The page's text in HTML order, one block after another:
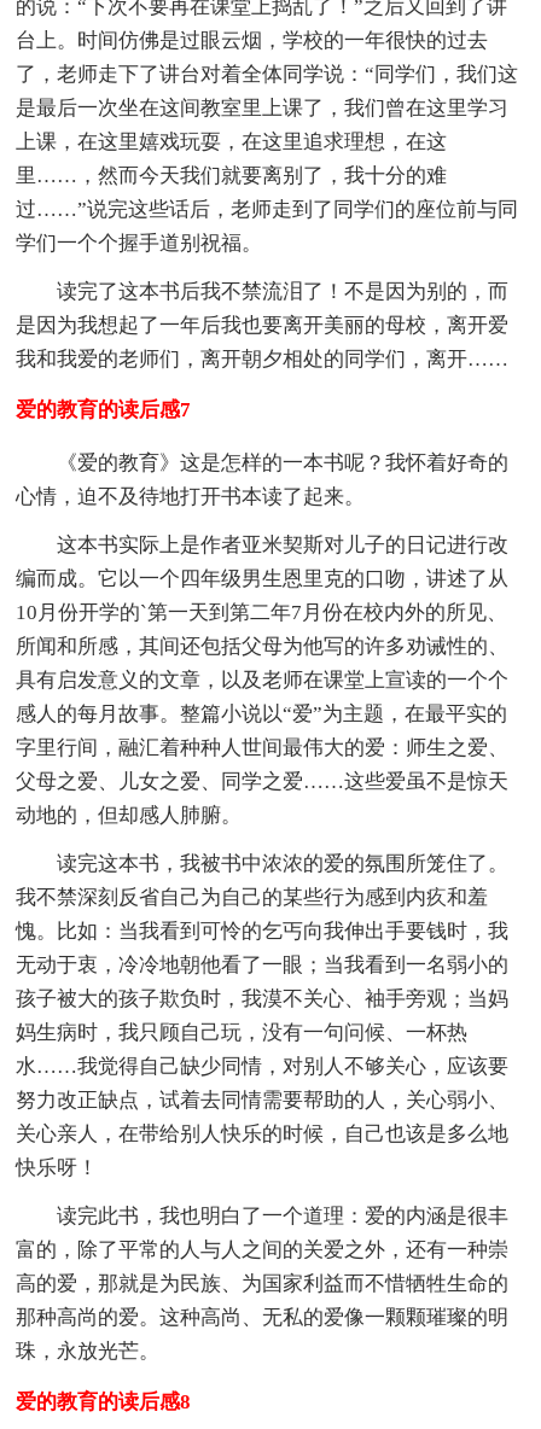
的说：“下次不要再在课堂上捣乱了！”之后又回到了讲
台上。时间仿佛是过眼云烟，学校的一年很快的过去
了，老师走下了讲台对着全体同学说：“同学们，我们这
是最后一次坐在这间教室里上课了，我们曾在这里学习
上课，在这里嬉戏玩耍，在这里追求理想，在这
里……，然而今天我们就要离别了，我十分的难
过……”说完这些话后，老师走到了同学们的座位前与同
学们一个个握手道别祝福。
读完了这本书后我不禁流泪了！不是因为别的，而
是因为我想起了一年后我也要离开美丽的母校，离开爱
我和我爱的老师们，离开朝夕相处的同学们，离开……
爱的教育的读后感7
《爱的教育》这是怎样的一本书呢？我怀着好奇的
心情，迫不及待地打开书本读了起来。
这本书实际上是作者亚米契斯对儿子的日记进行改
编而成。它以一个四年级男生恩里克的口吻，讲述了从
10月份开学的`第一天到第二年7月份在校内外的所见、
所闻和所感，其间还包括父母为他写的许多劝诫性的、
具有启发意义的文章，以及老师在课堂上宣读的一个个
感人的每月故事。整篇小说以“爱”为主题，在最平实的
字里行间，融汇着种种人世间最伟大的爱：师生之爱、
父母之爱、儿女之爱、同学之爱……这些爱虽不是惊天
动地的，但却感人肺腑。
读完这本书，我被书中浓浓的爱的氛围所笼住了。
我不禁深刻反省自己为自己的某些行为感到内疚和羞
愧。比如：当我看到可怜的乞丐向我伸出手要钱时，我
无动于衷，冷冷地朝他看了一眼；当我看到一名弱小的
孩子被大的孩子欺负时，我漠不关心、袖手旁观；当妈
妈生病时，我只顾自己玩，没有一句问候、一杯热
水……我觉得自己缺少同情，对别人不够关心，应该要
努力改正缺点，试着去同情需要帮助的人，关心弱小、
关心亲人，在带给别人快乐的时候，自己也该是多么地
快乐呀！
读完此书，我也明白了一个道理：爱的内涵是很丰
富的，除了平常的人与人之间的关爱之外，还有一种崇
高的爱，那就是为民族、为国家利益而不惜牺牲生命的
那种高尚的爱。这种高尚、无私的爱像一颗颗璀璨的明
珠，永放光芒。
爱的教育的读后感8